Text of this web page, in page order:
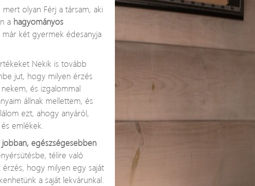
olyan Férj a társam, aki
a hagyományos
két gyermek édesanyja
Nekik is tovább
jut, hogy milyen érzés
és izgalommal
állnak mellettem, és
ezt, ahogy anyáról,
emlékek.
egészségesebben
télire való
hogy milyen egy saját
a saját lekvárunkal.